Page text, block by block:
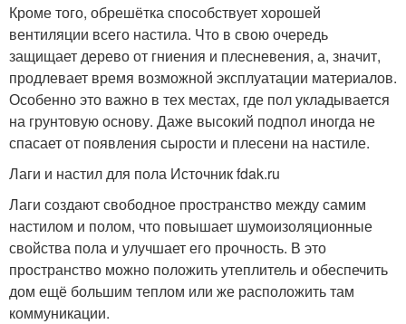
Кроме того, обрешётка способствует хорошей
вентиляции всего настила. Что в свою очередь
защищает дерево от гниения и плесневения, а, значит,
продлевает время возможной эксплуатации материалов.
Особенно это важно в тех местах, где пол укладывается
на грунтовую основу. Даже высокий подпол иногда не
спасает от появления сырости и плесени на настиле.
Лаги и настил для пола Источник fdak.ru
Лаги создают свободное пространство между самим
настилом и полом, что повышает шумоизоляционные
свойства пола и улучшает его прочность. В это
пространство можно положить утеплитель и обеспечить
дом ещё большим теплом или же расположить там
коммуникации.